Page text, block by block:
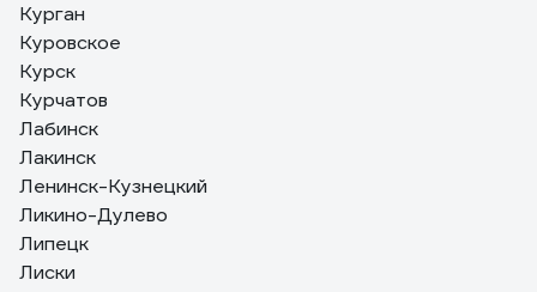
Курган
Куровское
Курск
Курчатов
Лабинск
Лакинск
Ленинск-Кузнецкий
Ликино-Дулево
Липецк
Лиски